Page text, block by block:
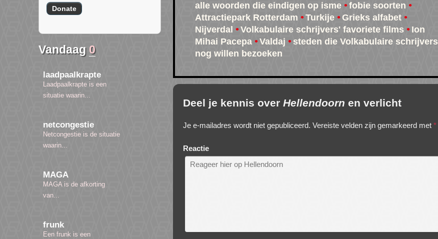
Vandaag 0
laadpaalkrapte
Laadpaalkrapte is een
situatie waarin...
netcongestie
Netcongestie is de situatie
waarin...
MAGA
MAGA is de afkorting
van...
frunk
Een frunk is een
alle woorden die eindigen op isme
fobie soorten
Attractiepark Rotterdam
Turkije
Grieks alfabet
Nijverdal
Volkabulaire schrijvers' favoriete films
Ion
Mihai Pacepa
Valdaj
steden die Volkabulaire schrijvers
nog willen bezoeken
Deel je kennis over Hellendoorn en verlicht
Je e-mailadres wordt niet gepubliceerd. Vereiste velden zijn gemarkeerd met *
Reactie